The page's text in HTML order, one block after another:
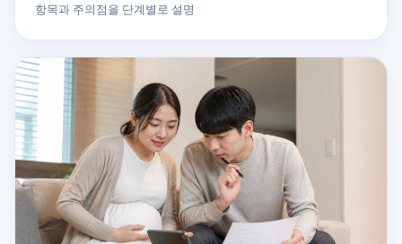
항목과 주의점을 단계별로 설명